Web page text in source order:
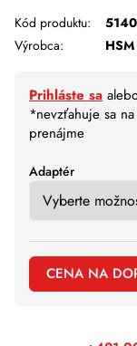
Kód produktu:
Výrobca:
HSM
Prihláste sa
*nevzťahuje sa
prenájme
Adaptér
CENA NA